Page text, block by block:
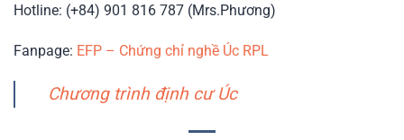
Hotline: (+84) 901 816 787 (Mrs.Phương)
Fanpage: EFP – Chứng chỉ nghề Úc RPL
Chương trình định cư Úc